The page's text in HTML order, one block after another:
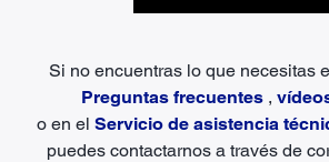
Si no encuentras lo que necesitas
Preguntas frecuentes ,
o en el Servicio de asistencia
puedes contactarnos a través de